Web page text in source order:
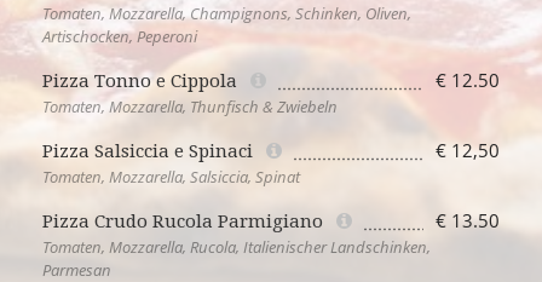
Tomaten, Mozzarella, Champignons, Schinken, Oliven,
Artischocken, Peperoni
Pizza Tonno e Cippola € 12.50
Tomaten, Mozzarella, Thunfisch & Zwiebeln
Pizza Salsiccia e Spinaci € 12,50
Tomaten, Mozzarella, Salsiccia, Spinat
Pizza Crudo Rucola Parmigiano € 13.50
Tomaten, Mozzarella, Rucola, Italienischer Landschinken,
Parmesan